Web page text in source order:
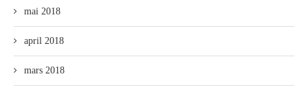
mai 2018
april 2018
mars 2018